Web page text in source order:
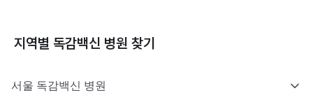
지역별 독감백신 병원 찾기
서울 독감백신 병원